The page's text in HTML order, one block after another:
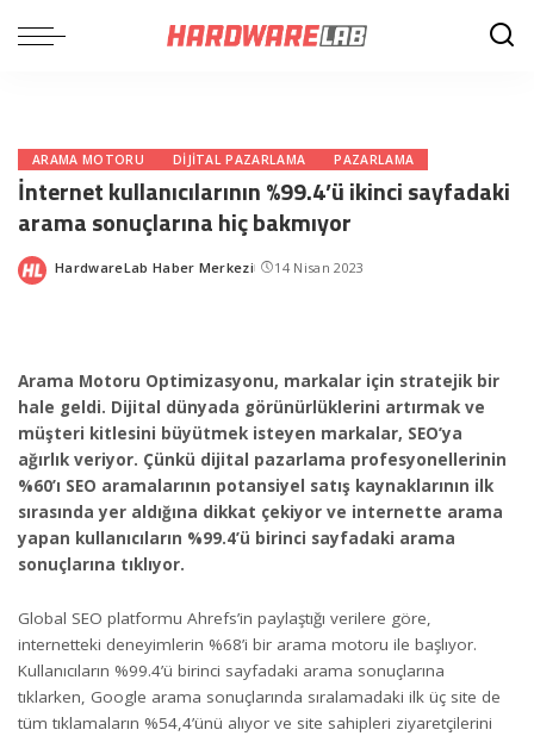
ARAMA MOTORU DIJITAL PAZARLAMA PAZARLAMA
İnternet kullanıcılarının %99.4’ü ikinci sayfadaki
arama sonuçlarına hiç bakmıyor
Posted
HardwareLab Haber Merkezi 14 Nisan 2023
Arama Motoru Optimizasyonu, markalar için stratejik bir
hale geldi. Dijital dünyada görünürlüklerini artırmak ve
müşteri kitlesini büyütmek isteyen markalar, SEO’ya
ağırlık veriyor. Çünkü dijital pazarlama profesyonellerinin
%60’ı SEO aramalarının potansiyel satış kaynaklarının ilk
sırasında yer aldığına dikkat çekiyor ve internette arama
yapan kullanıcıların %99.4’ü birinci sayfadaki arama
sonuçlarına tıklıyor.
Global SEO platformu Ahrefs’in paylaştığı verilere göre,
internetteki deneyimlerin %68’i bir arama motoru ile başlıyor.
Kullanıcıların %99.4’ü birinci sayfadaki arama sonuçlarına
tıklarken, Google arama sonuçlarında sıralamadaki ilk üç site de
tüm tıklamaların %54,4’ünü alıyor ve site sahipleri ziyaretçilerini